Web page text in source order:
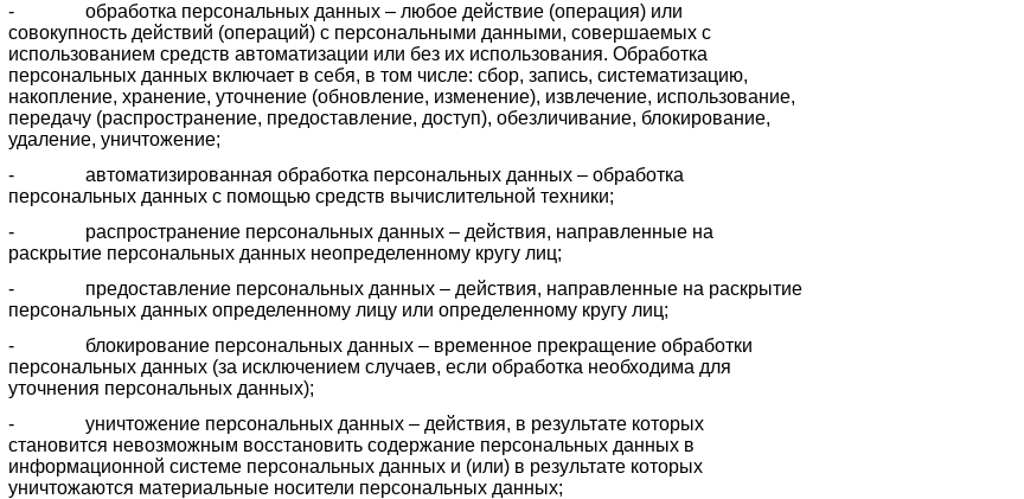
- обработка персональных данных – любое действие (операция) или
совокупность действий (операций) с персональными данными, совершаемых с
использованием средств автоматизации или без их использования. Обработка
персональных данных включает в себя, в том числе: сбор, запись, систематизацию,
накопление, хранение, уточнение (обновление, изменение), извлечение, использование,
передачу (распространение, предоставление, доступ), обезличивание, блокирование,
удаление, уничтожение;
- автоматизированная обработка персональных данных – обработка
персональных данных с помощью средств вычислительной техники;
- распространение персональных данных – действия, направленные на
раскрытие персональных данных неопределенному кругу лиц;
- предоставление персональных данных – действия, направленные на раскрытие
персональных данных определенному лицу или определенному кругу лиц;
- блокирование персональных данных – временное прекращение обработки
персональных данных (за исключением случаев, если обработка необходима для
уточнения персональных данных);
- уничтожение персональных данных – действия, в результате которых
становится невозможным восстановить содержание персональных данных в
информационной системе персональных данных и (или) в результате которых
уничтожаются материальные носители персональных данных;